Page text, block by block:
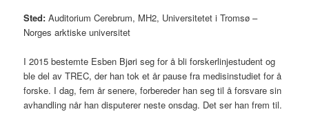
Sted: Auditorium Cerebrum, MH2, Universitetet i Tromsø –
Norges arktiske universitet
I 2015 bestemte Esben Bjøri seg for å bli forskerlinjestudent og
ble del av TREC, der han tok et år pause fra medisinstudiet for å
forske. I dag, fem år senere, forbereder han seg til å forsvare sin
avhandling når han disputerer neste onsdag. Det ser han frem til.